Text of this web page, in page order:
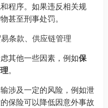
程序。如果违反相关规
甚至刑事处罚。
条款、供应链管理
其他一些因素，例如保
。
涉及一定的风险，例如泄
保险可以降低因意外事故